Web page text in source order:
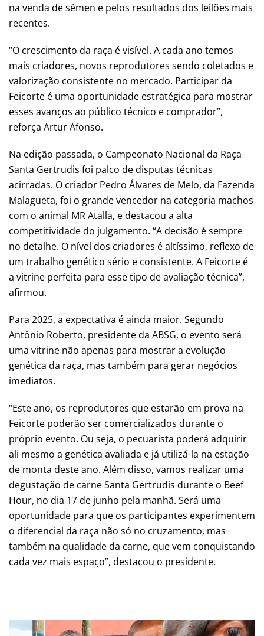
na venda de sêmen e pelos resultados dos leilões mais
recentes.
“O crescimento da raça é visível. A cada ano temos
mais criadores, novos reprodutores sendo coletados e
valorização consistente no mercado. Participar da
Feicorte é uma oportunidade estratégica para mostrar
esses avanços ao público técnico e comprador”,
reforça Artur Afonso.
Na edição passada, o Campeonato Nacional da Raça
Santa Gertrudis foi palco de disputas técnicas
acirradas. O criador Pedro Álvares de Melo, da Fazenda
Malagueta, foi o grande vencedor na categoria machos
com o animal MR Atalla, e destacou a alta
competitividade do julgamento. “A decisão é sempre
no detalhe. O nível dos criadores é altíssimo, reflexo de
um trabalho genético sério e consistente. A Feicorte é
a vitrine perfeita para esse tipo de avaliação técnica”,
afirmou.
Para 2025, a expectativa é ainda maior. Segundo
Antônio Roberto, presidente da ABSG, o evento será
uma vitrine não apenas para mostrar a evolução
genética da raça, mas também para gerar negócios
imediatos.
“Este ano, os reprodutores que estarão em prova na
Feicorte poderão ser comercializados durante o
próprio evento. Ou seja, o pecuarista poderá adquirir
ali mesmo a genética avaliada e já utilizá-la na estação
de monta deste ano. Além disso, vamos realizar uma
degustação de carne Santa Gertrudis durante o Beef
Hour, no dia 17 de junho pela manhã. Será uma
oportunidade para que os participantes experimentem
o diferencial da raça não só no cruzamento, mas
também na qualidade da carne, que vem conquistando
cada vez mais espaço”, destacou o presidente.